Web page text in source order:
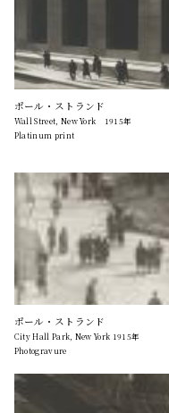
ポール・ストランド
Wall Street, New York 1915年
Platinum print
ポール・ストランド
City Hall Park, New York 1915年
Photogravure